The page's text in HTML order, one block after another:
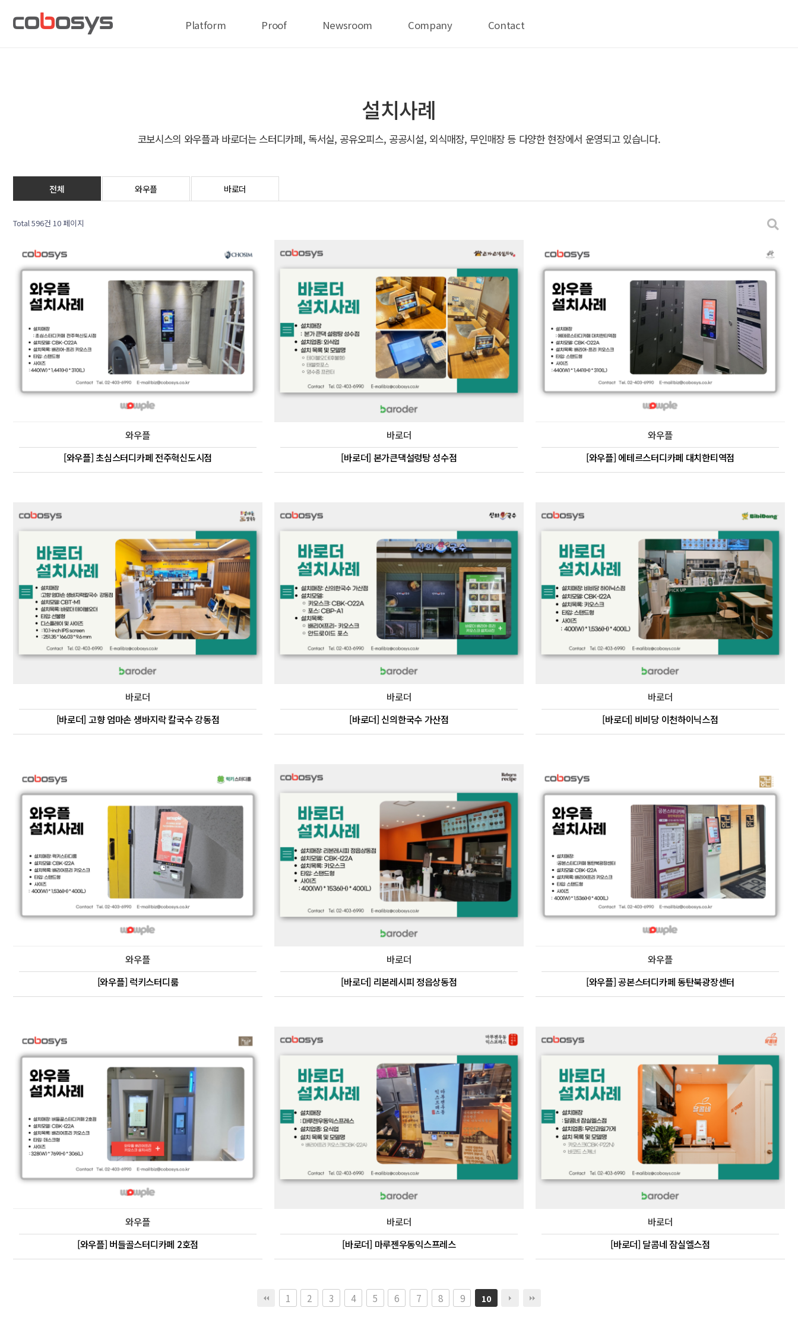
Platform Proof Newsroom Company Contact
설치사례
코보시스의 와우플과 바로더는 스터디카페, 독서실, 공유오피스, 공공시설, 외식매장, 무인매장 등 다양한 현장에서 운영되고 있습니다.
전체 와우플 바로더
Total 596건 10 페이지
와우플
[와우플] 초심스터디카페 전주혁신도시점
바로더
[바로더] 본가큰댁설렁탕 성수점
와우플
[와우플] 에테르스터디카페 대치한티역점
바로더
[바로더] 고향 엄마손 생바지락 칼국수 강동점
바로더
[바로더] 신의한국수 가산점
바로더
[바로더] 비비당 이천하이닉스점
와우플
[와우플] 럭키스터디룸
바로더
[바로더] 리본레시피 정읍상동점
와우플
[와우플] 공본스터디카페 동탄북광장센터
와우플
[와우플] 버들골스터디카페 2호점
바로더
[바로더] 마루젠우동익스프레스
바로더
[바로더] 달콤네 잠실엘스점
1 2 3 4 5 6 7 8 9 10